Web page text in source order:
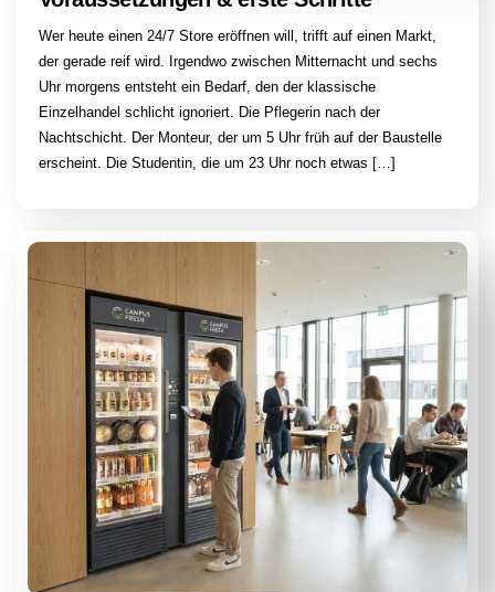
Wer heute einen 24/7 Store eröffnen will, trifft auf einen Markt,
der gerade reif wird. Irgendwo zwischen Mitternacht und sechs
Uhr morgens entsteht ein Bedarf, den der klassische
Einzelhandel schlicht ignoriert. Die Pflegerin nach der
Nachtschicht. Der Monteur, der um 5 Uhr früh auf der Baustelle
erscheint. Die Studentin, die um 23 Uhr noch etwas […]